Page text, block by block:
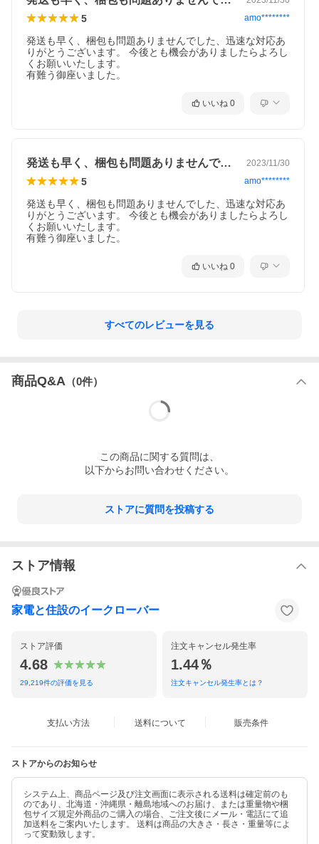
5 amo********
発送も早く、梱包も問題ありませんでした、迅速な対応あ
りがとうございます。 今後とも機会がありましたらよろし
くお願いいたします。
有難う御座いました。
いいね 0
発送も早く、梱包も問題ありませんでした… 2023/11/30
5 amo********
発送も早く、梱包も問題ありませんでした、迅速な対応あ
りがとうございます。 今後とも機会がありましたらよろし
くお願いいたします。
有難う御座いました。
いいね 0
すべてのレビューを見る
商品Q&A （0件）
この商品に関する質問は、
以下からお問い合わせください。
ストアに質問を投稿する
ストア情報
家電と住設のイークローバー
ストア評価
4.68
29,219件の評価を見る
注文キャンセル発生率
1.44％
注文キャンセル発生率とは？
支払い方法 送料について 販売条件
ストアからのお知らせ
システム上、商品ページ及び注文画面に表示される送料は確定前のも
のであり、北海道・沖縄県・離島地域へのお届け、または重量物や梱
包サイズ規定外商品のご購入の場合、ご注文後にメール・電話にて追
加送料をご案内いたします。 送料は商品の大きさ・長さ・重量等によ
って変動致します。